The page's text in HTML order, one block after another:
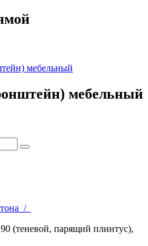
мебельный
/
(теневой, парящий плинтус),